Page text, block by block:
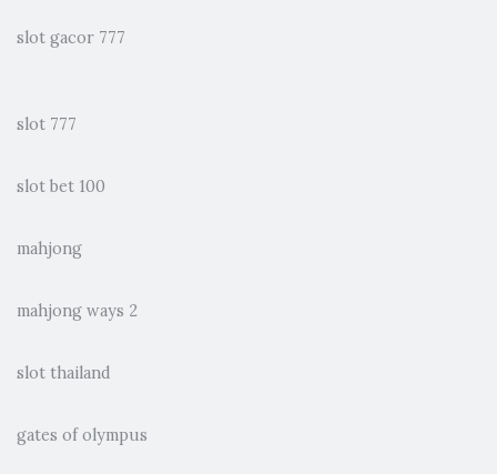
slot gacor 777
slot 777
slot bet 100
mahjong
mahjong ways 2
slot thailand
gates of olympus